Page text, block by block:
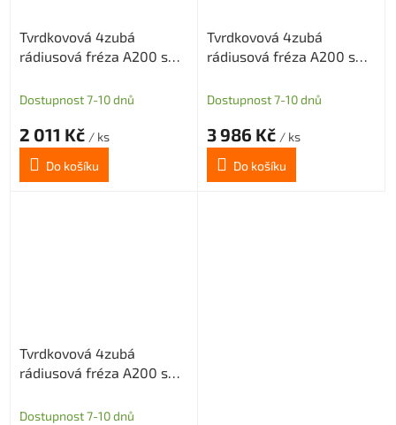
Tvrdkovová 4zubá
rádiusová fréza A200 s
pro grafit průměr 6 R0,5
Dostupnost 7-10 dnů
2 011 Kč / ks
Do košíku
Tvrdkovová 4zubá
rádiusová fréza A200 s
pro grafit průměr 10 R0,5
Dostupnost 7-10 dnů
3 986 Kč / ks
Do košíku
Tvrdkovová 4zubá
rádiusová fréza A200 s
pro grafit průměr 12 R0,5
Dostupnost 7-10 dnů